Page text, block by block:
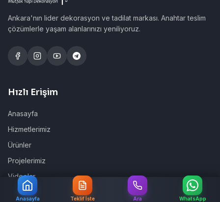
Ankara'nın lider dekorasyon ve tadilat markası. Anahtar teslim
çözümlerle yaşam alanlarınızı yeniliyoruz.
Hızlı Erişim
Anasayfa
Hizmetlerimiz
Ürünler
Projelerimiz
Videolar
Teklif İste
Anasayfa Teklif İste Ara WhatsApp